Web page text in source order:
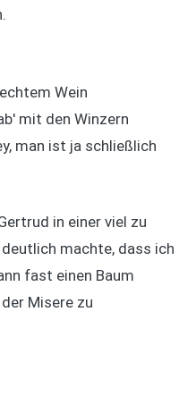
Wein
mit den Winzern
man ist ja schließlich
in einer viel zu
machte, dass ich
fast einen Baum
Misere zu